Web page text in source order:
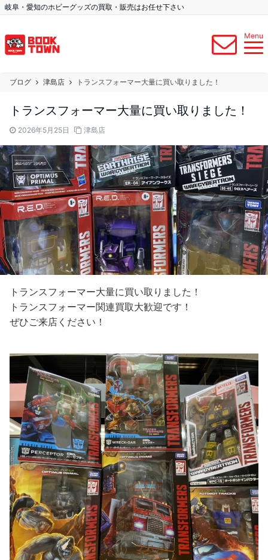
岐阜・愛知のホビーグッズの買取・販売はお任せ下さい
Menu
ブログ 津島店 トランスフォーマー大量に買い取りました！
トランスフォーマー大量に買い取りました！
2026年5月25日 津島店
トランスフォーマー大量に買い取りました！
トランスフォーマー関連買取大歓迎です！
ぜひご来店ください！